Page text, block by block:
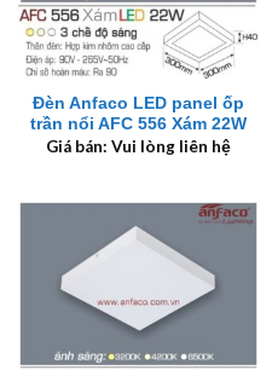
Đèn Anfaco LED panel ốp
trần nổi AFC 556 Xám 22W
Giá bán: Vui lòng liên hệ